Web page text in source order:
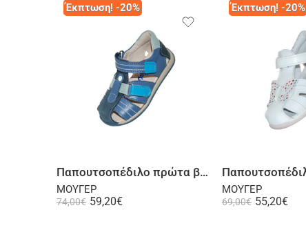
Έκπτωση! -20%
Παπουτσοπέδιλο πρώτα βήματα ψηλή φτέρνα δερμάτινο ραφ
ΜΟΥΓΕΡ
74,00€ 59,20€
Έκπτωση! -20%
ΜΟΥΓΕΡ
69,00€ 55,20€